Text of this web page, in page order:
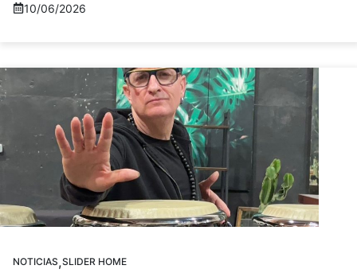
10/06/2026
NOTICIAS,SLIDER HOME